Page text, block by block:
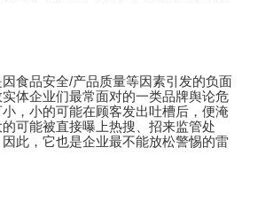
食品安全/产品质量等因素引发的负面
体企业们最常面对的一类品牌舆论危
，小的可能在顾客发出吐槽后，便淹
可能被直接曝上热搜、招来监管处
此，它也是企业最不能放松警惕的雷